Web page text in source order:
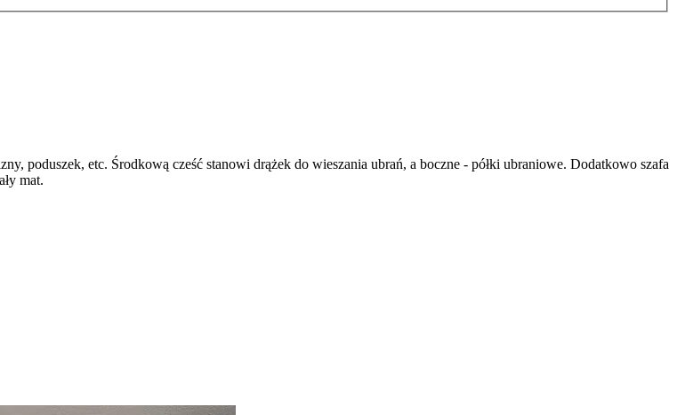
poduszek, etc. Środkową cześć stanowi drążek do wieszania ubrań, a boczne - półki ubraniowe. Dodatkowo szafa
mat.